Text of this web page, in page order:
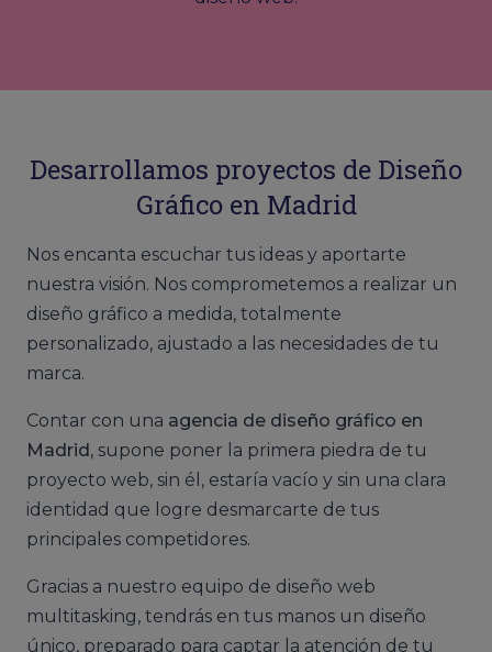
Desarrollamos proyectos de Diseño
Gráficoen Madrid
Nos encanta escuchar tus ideas y aportarte
nuestra visión. Nos comprometemos a realizar un
diseño gráfico a medida, totalmente
personalizado, ajustado a las necesidades de tu
marca.
Contar con una agencia de diseño gráfico en
Madrid, supone poner la primera piedra de tu
proyecto web, sin él, estaría vacío y sin una clara
identidad que logre desmarcarte de tus
principales competidores.
Gracias a nuestro equipo de diseño web
multitasking, tendrás en tus manos un diseño
único, preparado para captar la atención de tu